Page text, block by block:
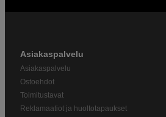
Asiakaspalvelu
Asiakaspalvelu
Ostoehdot
Toimitustavat
Reklamaatiot ja huoltotapaukset